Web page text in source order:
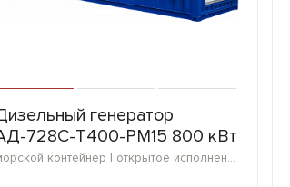
генератор
728С-Т400-РМ15 800 кВт
морской контейнер | открытое исполнение | блок-контейнер